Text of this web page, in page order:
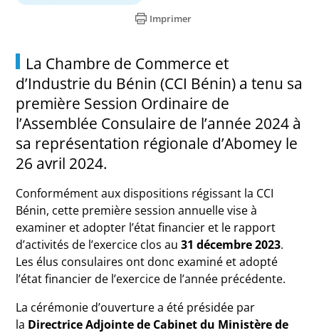
Imprimer
La Chambre de Commerce et
d’Industrie du Bénin (CCI Bénin) a tenu sa
première Session Ordinaire de
l’Assemblée Consulaire de l’année 2024 à
sa représentation régionale d’Abomey le
26 avril 2024.
Conformément aux dispositions régissant la CCI
Bénin, cette première session annuelle vise à
examiner et adopter l’état financier et le rapport
d’activités de l’exercice clos au31 décembre 2023.
Les élus consulaires ont donc examiné et adopté
l’état financier de l’exercice de l’année précédente.
La cérémonie d’ouverture a été présidée par
la Directrice Adjointe de Cabinet du Ministère de